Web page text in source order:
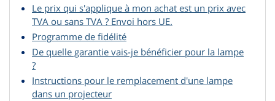
Le prix qui s'applique à mon achat est un prix avec
TVA ou sans TVA ? Envoi hors UE.
Programme de fidélité
De quelle garantie vais-je bénéficier pour la lampe
?
Instructions pour le remplacement d'une lampe
dans un projecteur